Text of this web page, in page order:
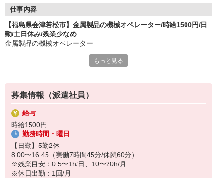
現在、お仕事をしていただいてるスタッフさんの年齢幅も
現在活躍しています！
例えば土日祝休みが希望、ゴールデンウィーク、夏季休暇、
年末年始などの長期休暇が有る職場が希望、長期間働ける職場が
い、などなど・・・
登録面接の際は、ご希望の働き方や条件など、
お聞きしてあなたにマッチングしたお仕事をご紹介します！
未経験からでも安心して働ける研修があり、
就業後も当社専任スタッフがしっかりサポート。
仕事内容
【福島県会津若松市】金属製品の機械オペレーター/時給1500円/日
勤/土日休み/残業少なめ
金属製品の機械オペレーター
・取り出した製品を専用の箱に入れる作業
※クレーン、玉掛、危険物の資格を持ってる方、大歓迎！！
このお仕事の特典！！
・面接交通費1000円支給
・有給休暇有
・週仮払い可
・社会保険完備
※会社の定める就業場所(派遣先)および業務へ配置相談の可能性あ
もっと見る
募集情報（派遣社員）
給与
時給1500円
勤務時間・曜日
【日勤】5勤2休
8:00〜16:45（実働7時間45分/休憩60分）
※残業目安：0.5〜1h/日、10〜20h/月
※休日出勤：1回/月